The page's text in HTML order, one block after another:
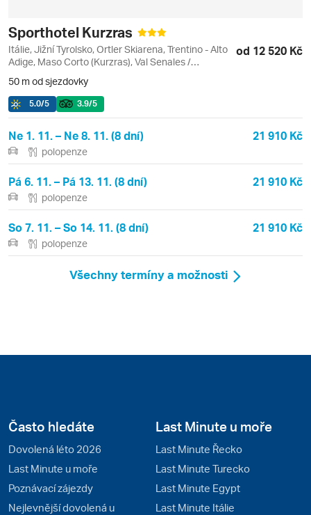
Sporthotel Kurzras
Itálie, Jižní Tyrolsko, Ortler Skiarena, Trentino - Alto
Adige, Maso Corto (Kurzras), Val Senales /
od 12 520 Kč
50 m od sjezdovky
5.0/5 3.9/5
Ne 1. 11. – Ne 8. 11. (8 dní) 21 910 Kč
polopenze
Pá 6. 11. – Pá 13. 11. (8 dní) 21 910 Kč
polopenze
So 7. 11. – So 14. 11. (8 dní) 21 910 Kč
polopenze
Všechny termíny a možnosti
Často hledáte
Dovolená léto 2026
Last Minute u moře
Poznávací zájezdy
Nejlevnější dovolená u
Last Minute u moře
Last Minute Řecko
Last Minute Turecko
Last Minute Egypt
Last Minute Itálie